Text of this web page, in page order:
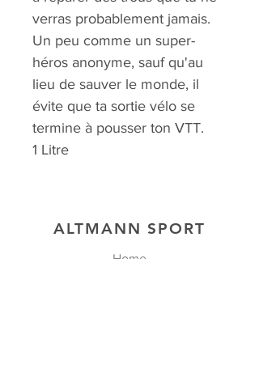
verras probablement jamais.
Un peu comme un super-
héros anonyme, sauf qu'au
lieu de sauver le monde, il
évite que ta sortie vélo se
termine à pousser ton VTT.
1 Litre
ALTMANN SPORT
Home